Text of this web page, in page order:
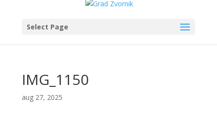
Select Page
IMG_1150
aug 27, 2025